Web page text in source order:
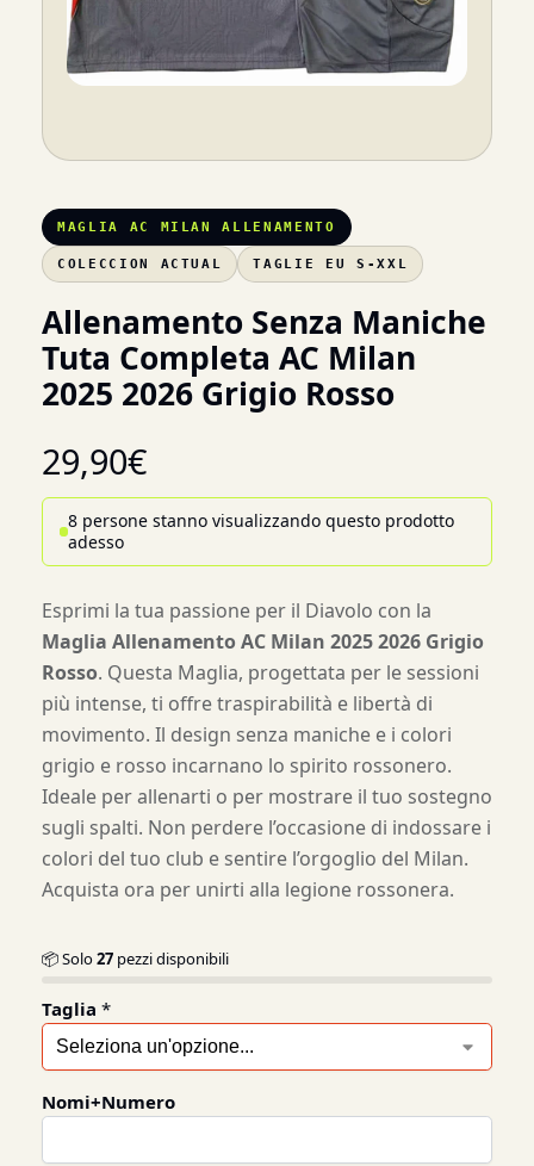
MAGLIA AC MILAN ALLENAMENTO
COLECCION ACTUAL TAGLIE EU S-XXL
Allenamento Senza Maniche
Tuta Completa AC Milan
2025 2026 Grigio Rosso
29,90€
8 persone stanno visualizzando questo prodotto
adesso
Esprimi la tua passione per il Diavolo con la
Maglia Allenamento AC Milan 2025 2026 Grigio
Rosso. Questa Maglia, progettata per le sessioni
più intense, ti offre traspirabilità e libertà di
movimento. Il design senza maniche e i colori
grigio e rosso incarnano lo spirito rossonero.
Ideale per allenarti o per mostrare il tuo sostegno
sugli spalti. Non perdere l’occasione di indossare i
colori del tuo club e sentire l’orgoglio del Milan.
Acquista ora per unirti alla legione rossonera.
📦 Solo27 pezzi disponibili
Taglia *
Nomi+Numero